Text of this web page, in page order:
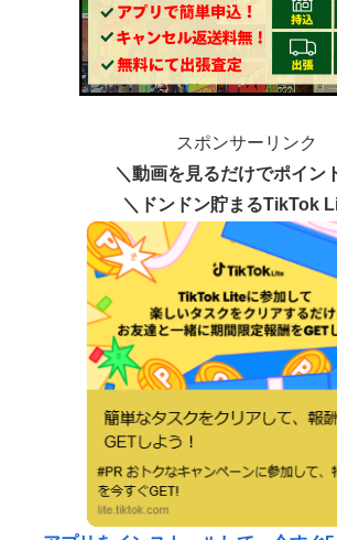
スポンサーリンク
＼動画を見るだけでポイン
＼ドンドン貯まるTikTok